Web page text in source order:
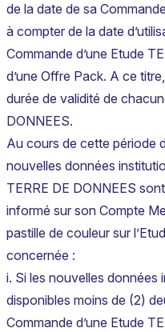
de la date de sa
à compter de la date
Commande d’une Etude
d’une Offre Pack. A ce
durée de validité de
DONNEES.
Au cours de cette période
nouvelles données
TERRE DE DONNEES
informé sur son Compte
pastille de couleur sur
concernée :
i. Si les nouvelles données
disponibles moins de (2)
Commande d’une Etude